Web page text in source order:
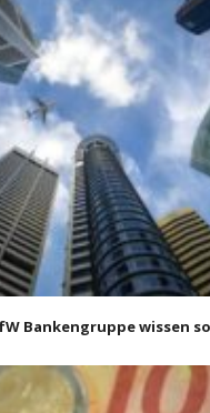
Bankengruppe wissen